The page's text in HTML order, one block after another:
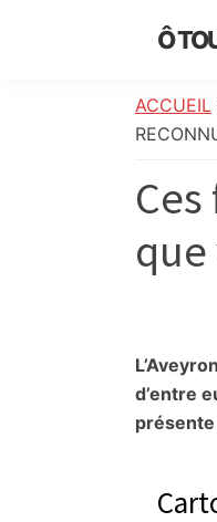
Ô
de
:
info
locale,
faits
divers
ACCUEIL
que
d’entre